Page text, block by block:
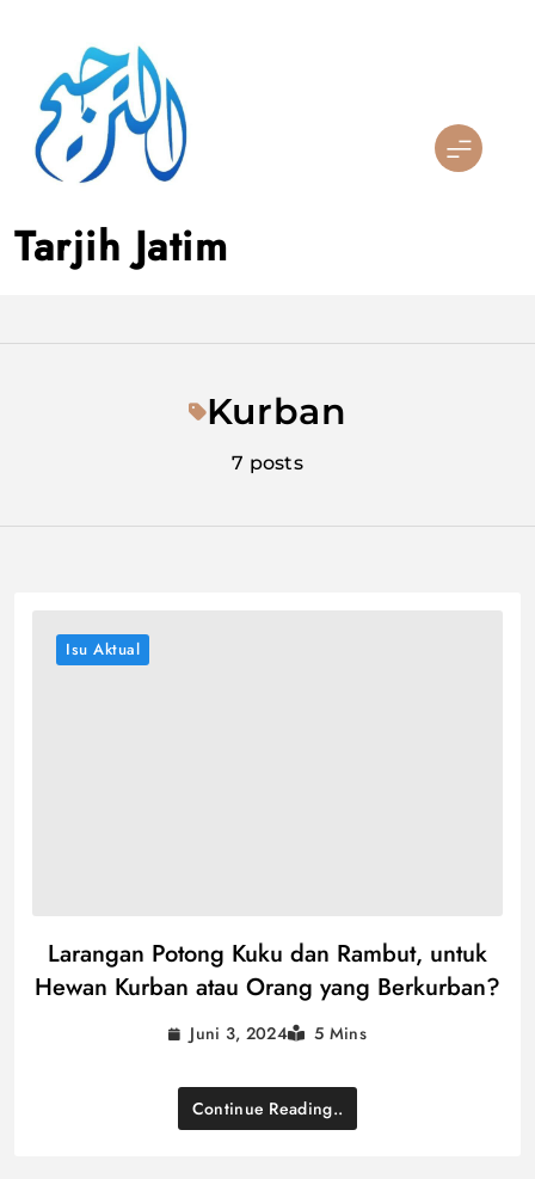
content
Tarjih Jatim
Kurban
7 posts
Isu Aktual
Larangan Potong Kuku dan Rambut, untuk
Hewan Kurban atau Orang yang Berkurban?
Juni 3, 2024 5 Mins
Continue Reading..